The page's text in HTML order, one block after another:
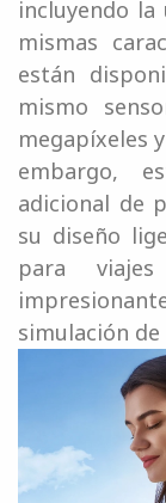
incluyendo la
mismas
están
mismo
megapíxeles
embargo,
adicional de
su diseño
para
simulación